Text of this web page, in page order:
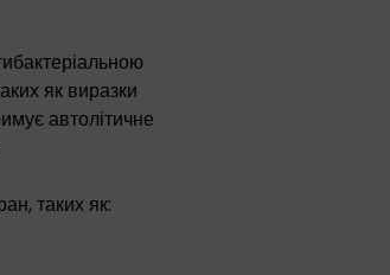
як виразки
автолітичне
таких як: